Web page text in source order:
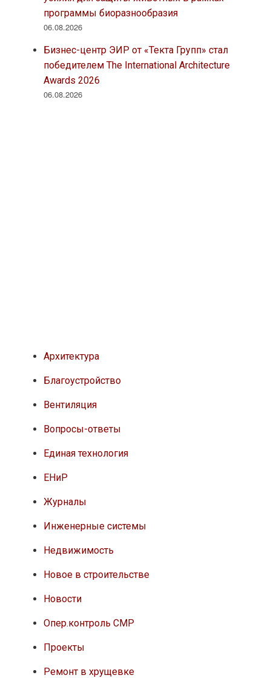
программы биоразнообразия
06.08.2026
Бизнес-центр ЭИР от «Текта Групп» стал
победителем The International Architecture
Awards 2026
06.08.2026
Архитектура
Благоустройство
Вентиляция
Вопросы-ответы
Единая технология
ЕНиР
Журналы
Инженерные системы
Недвижимость
Новое в строительстве
Новости
Опер.контроль СМР
Проекты
Ремонт в хрущевке